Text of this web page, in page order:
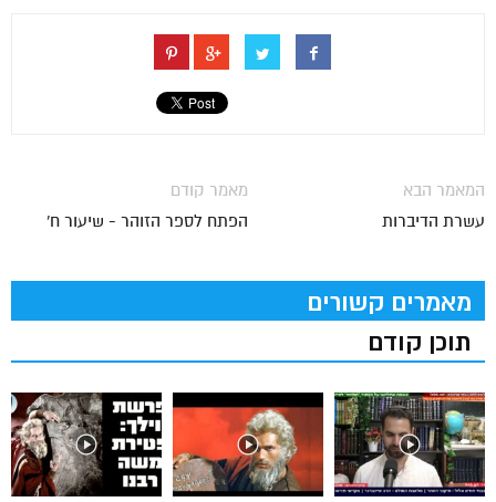
מאמר קודם
הפתח לספר הזוהר - שיעור ח'
המאמר הבא
עשרת הדיברות
מאמרים קשורים
תוכן קודם